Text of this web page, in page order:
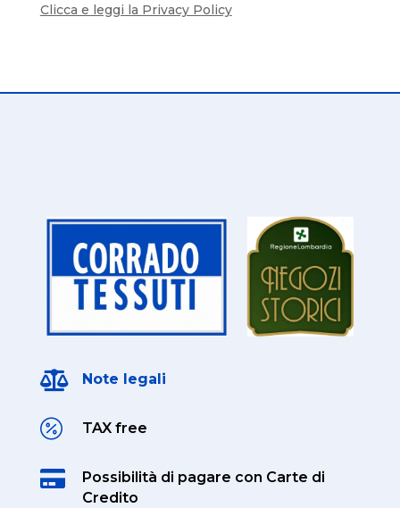
Clicca e leggi la Privacy Policy
 Note legali
 TAX free
 Possibilità di pagare con Carte di
Credito